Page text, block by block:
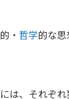
的・ 哲学的な
には、それぞれ